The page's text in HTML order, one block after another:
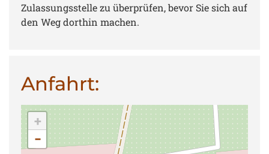
Zulassungsstelle zu überprüfen, bevor Sie sich auf
den Weg dorthin machen.
Anfahrt:
+
−